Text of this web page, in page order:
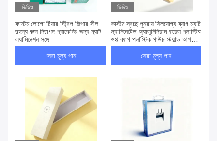
ভিডিও
কাস্টম লোগো টিয়ার স্ট্রিপ জিপার সীল
রহস্য বাক্স নিরাপদ প্যাকেজিং জন্য ম্যাট
ল্যামিনেশন সঙ্গে
সেরা মূল্য পান
ভিডিও
কাস্টম স্বচ্ছ পুনরায় সিলযোগ্য ব্যাগ ম্যাট
ল্যামিনেটেড অ্যালুমিনিয়াম ফয়েল প্লাস্টিক
ওপ্প ব্যাগ প্লাস্টিক পাউচ স্ট্যান্ড আপ
ব্যাগ প্যাকেজিং
সেরা মূল্য পান